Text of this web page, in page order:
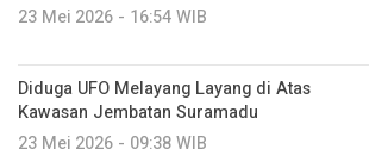
23 Mei 2026 - 16:54 WIB
Diduga UFO Melayang Layang di Atas
Kawasan Jembatan Suramadu
23 Mei 2026 - 09:38 WIB